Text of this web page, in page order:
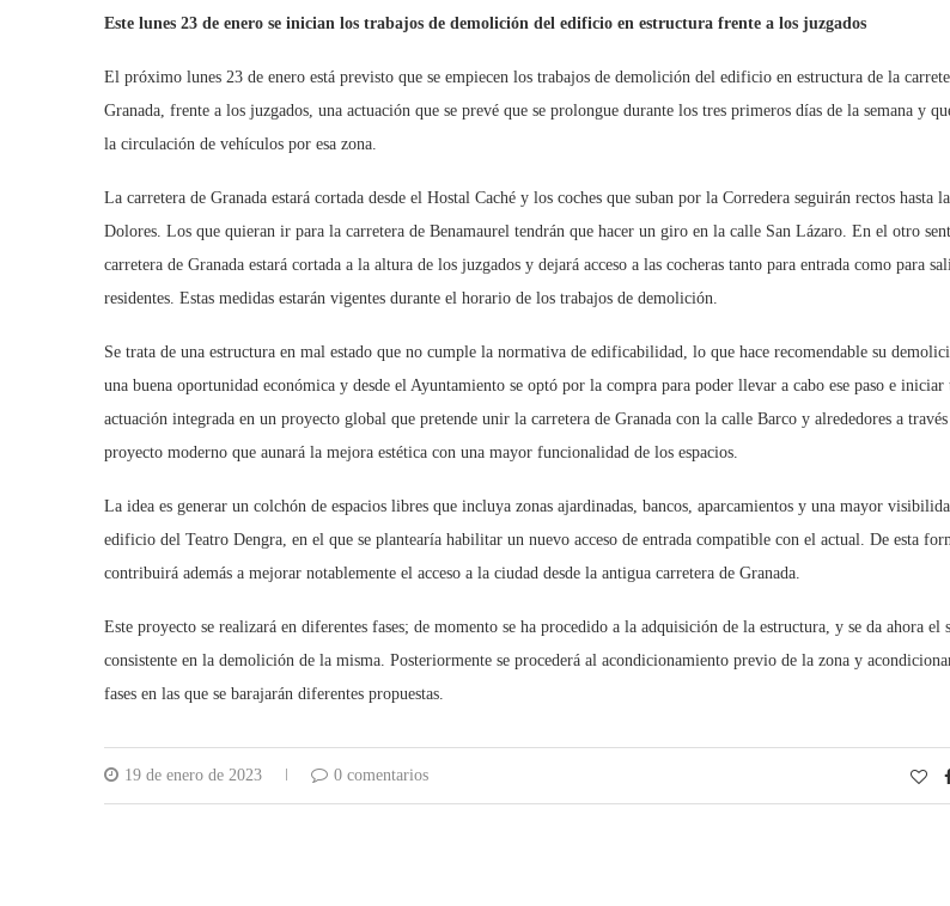
Este lunes 23 de enero se inician los trabajos de demolición del edificio en estructura frente a los juzgados
El próximo lunes 23 de enero está previsto que se empiecen los trabajos de demolición del edificio en estructura de la
Granada, frente a los juzgados, una actuación que se prevé que se prolongue durante los tres primeros días de la semana y
la circulación de vehículos por esa zona.
La carretera de Granada estará cortada desde el Hostal Caché y los coches que suban por la Corredera seguirán rectos hasta
Dolores. Los que quieran ir para la carretera de Benamaurel tendrán que hacer un giro en la calle San Lázaro. En el otro
carretera de Granada estará cortada a la altura de los juzgados y dejará acceso a las cocheras tanto para entrada como para
residentes. Estas medidas estarán vigentes durante el horario de los trabajos de demolición.
Se trata de una estructura en mal estado que no cumple la normativa de edificabilidad, lo que hace recomendable su
una buena oportunidad económica y desde el Ayuntamiento se optó por la compra para poder llevar a cabo ese paso e iniciar
actuación integrada en un proyecto global que pretende unir la carretera de Granada con la calle Barco y alrededores a
proyecto moderno que aunará la mejora estética con una mayor funcionalidad de los espacios.
La idea es generar un colchón de espacios libres que incluya zonas ajardinadas, bancos, aparcamientos y una mayor
edificio del Teatro Dengra, en el que se plantearía habilitar un nuevo acceso de entrada compatible con el actual. De esta
contribuirá además a mejorar notablemente el acceso a la ciudad desde la antigua carretera de Granada.
Este proyecto se realizará en diferentes fases; de momento se ha procedido a la adquisición de la estructura, y se da ahora el
consistente en la demolición de la misma. Posteriormente se procederá al acondicionamiento previo de la zona y
fases en las que se barajarán diferentes propuestas.
19 de enero de 2023 0 comentarios